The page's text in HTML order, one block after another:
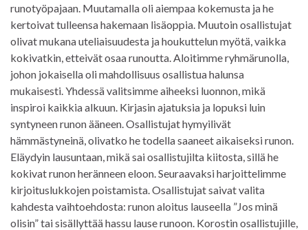
runotyöpajaan. Muutamalla oli aiempaa kokemusta ja he
kertoivat tulleensa hakemaan lisäoppia. Muutoin osallistujat
olivat mukana uteliaisuudesta ja houkuttelun myötä, vaikka
kokivatkin, etteivät osaa runoutta. Aloitimme ryhmärunolla,
johon jokaisella oli mahdollisuus osallistua halunsa
mukaisesti. Yhdessä valitsimme aiheeksi luonnon, mikä
inspiroi kaikkia alkuun. Kirjasin ajatuksia ja lopuksi luin
syntyneen runon ääneen. Osallistujat hymyilivät
hämmästyneinä, olivatko he todella saaneet aikaiseksi runon.
Eläydyin lausuntaan, mikä sai osallistujilta kiitosta, sillä he
kokivat runon heränneen eloon. Seuraavaksi harjoittelimme
kirjoituslukkojen poistamista. Osallistujat saivat valita
kahdesta vaihtoehdosta: runon aloitus lauseella ”Jos minä
olisin” tai sisällyttää hassu lause runoon. Korostin osallistujille,